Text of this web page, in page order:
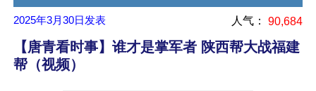
2025年3月30日 发表 人气： 90,684
【唐青看时事】谁才是掌军者 陕西帮大战福建
帮（视频）